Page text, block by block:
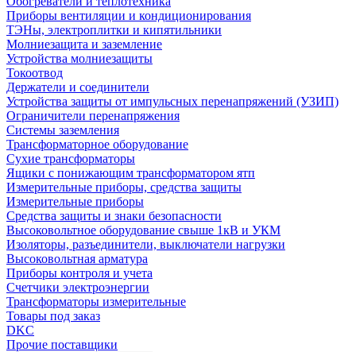
Приборы вентиляции и кондиционирования
ТЭНы, электроплитки и кипятильники
Молниезащита и заземление
Устройства молниезащиты
Токоотвод
Держатели и соединители
Устройства защиты от импульсных перенапряжений (УЗИП)
Ограничители перенапряжения
Системы заземления
Трансформаторное оборудование
Сухие трансформаторы
Ящики с понижающим трансформатором ятп
Измерительные приборы, средства защиты
Измерительные приборы
Средства защиты и знаки безопасности
Высоковольтное оборудование свыше 1кВ и УКМ
Изоляторы, разъединители, выключатели нагрузки
Высоковольтная арматура
Приборы контроля и учета
Счетчики электроэнергии
Трансформаторы измерительные
Товары под заказ
DKC
Прочие поставщики